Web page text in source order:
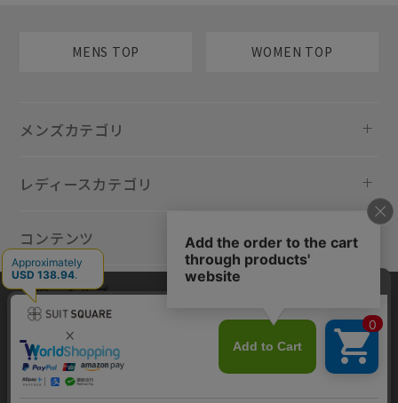
MENS TOP WOMEN TOP
メンズカテゴリ
レディースカテゴリ
コンテンツ
規約・ヘルプ
当サイトでは利用体験の向上およびコンテンツの最適な提供、トラフィ
ックの分析を目的としてCookieを使用しています。サイトの閲覧を継続
された場合、Cookieの利用に同意したものといたします。詳細について
はプライバシーポリシー をご確認ください。